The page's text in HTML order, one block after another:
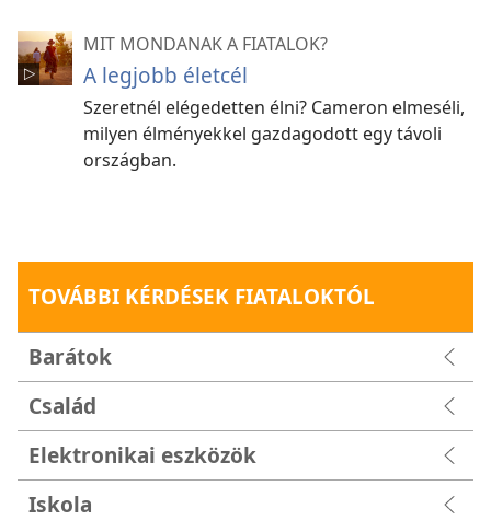
MIT MONDANAK A FIATALOK?
A legjobb életcél
Szeretnél elégedetten élni? Cameron elmeséli,
milyen élményekkel gazdagodott egy távoli
országban.
TOVÁBBI KÉRDÉSEK FIATALOKTÓL
Barátok
Család
Elektronikai eszközök
Iskola